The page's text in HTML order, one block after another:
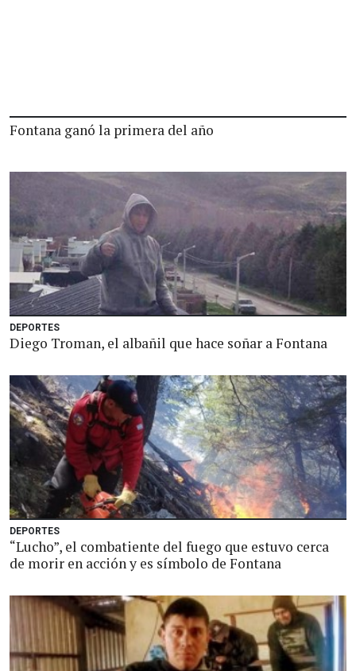
Fontana ganó la primera del año
DEPORTES
Diego Troman, el albañil que hace soñar a Fontana
DEPORTES
“Lucho”, el combatiente del fuego que estuvo cerca
de morir en acción y es símbolo de Fontana